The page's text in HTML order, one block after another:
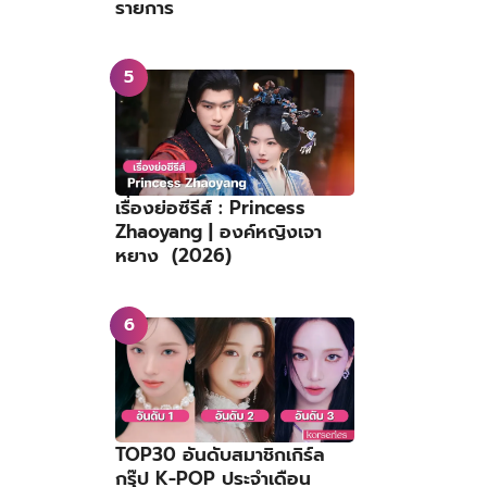
รายการ
เรื่องย่อซีรีส์ : Princess
Zhaoyang | องค์หญิงเจา
หยาง (2026)
TOP30 อันดับสมาชิกเกิร์ล
กรุ๊ป K-POP ประจำเดือน